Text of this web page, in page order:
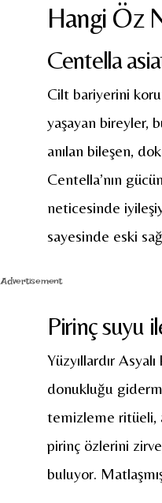
Hangi Öz
Centella
Cilt bariyerini
yaşayan bireyler,
anılan bileşen,
Centella’nın
neticesinde
sayesinde eski
Advertisement
Pirinç suyu
Yüzyıllardır Asyalı
donukluğu
temizleme ritüeli,
pirinç özlerini
buluyor.